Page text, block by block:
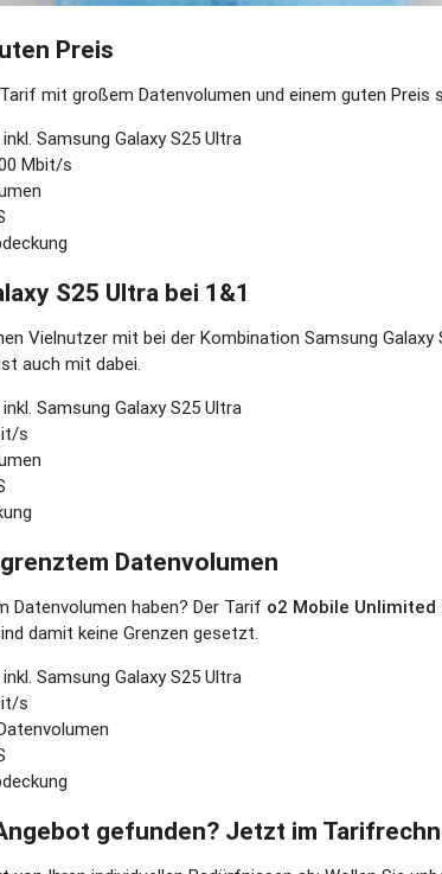
Preis
mit großem Datenvolumen und einem guten Preis
Samsung Galaxy S25 Ultra
Mbit/s
S25 Ultra bei 1&1
Vielnutzer mit bei der Kombination Samsung Galaxy
auch mit dabei.
Samsung Galaxy S25 Ultra
s
Datenvolumen
Datenvolumen haben? Der Tarif o2 Mobile Unlimited
damit keine Grenzen gesetzt.
Samsung Galaxy S25 Ultra
s
gefunden? Jetzt im